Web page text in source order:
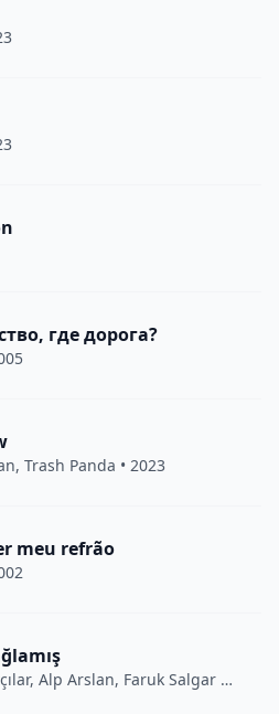
где дорога?
, Trash Panda • 2023
meu refrão
, Alp Arslan, Faruk Salgar • 2012